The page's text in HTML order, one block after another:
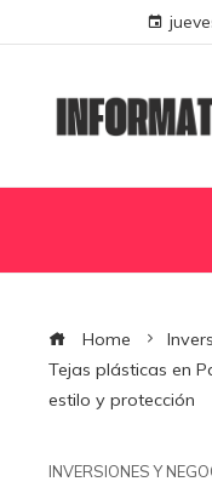
Home
Tejas plásticas en
estilo y protección
INVERSIONES Y